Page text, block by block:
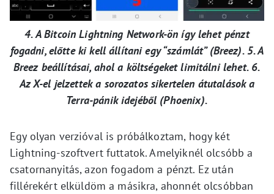
4. A Bitcoin Lightning Network-ön így lehet pénzt
fogadni, előtte ki kell állítani egy “számlát” (Breez). 5. A
Breez beállításai, ahol a költségeket limitálni lehet. 6.
Az X-el jelzettek a sorozatos sikertelen átutalások a
Terra-pánik idejéből (Phoenix).
Egy olyan verzióval is próbálkoztam, hogy két
Lightning-szoftvert futtatok. Amelyiknél olcsóbb a
csatornanyitás, azon fogadom a pénzt. Ez után
fillérekért elküldöm a másikra, ahonnét olcsóbban